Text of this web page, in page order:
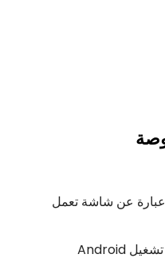
● يمكن أن يكون طراز TD080N عبارة عن شاشة تعمل
● يمكن أن يكون TD080W نظام تشغيل Android